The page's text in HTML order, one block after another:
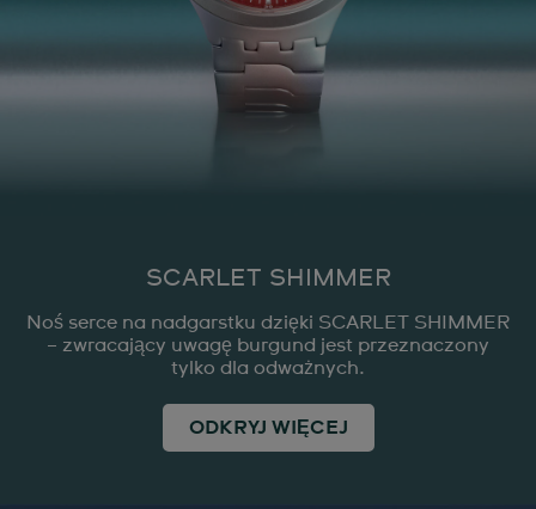
SCARLET SHIMMER
Noś serce na nadgarstku dzięki SCARLET SHIMMER
– zwracający uwagę burgund jest przeznaczony
tylko dla odważnych.
ODKRYJ WIĘCEJ